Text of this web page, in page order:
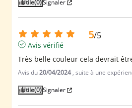
Utile(0)Signaler
5/5
Avis vérifié
Très belle couleur cela devrait
Avis du20/04/2024 , suite à une
Utile(0)Signaler